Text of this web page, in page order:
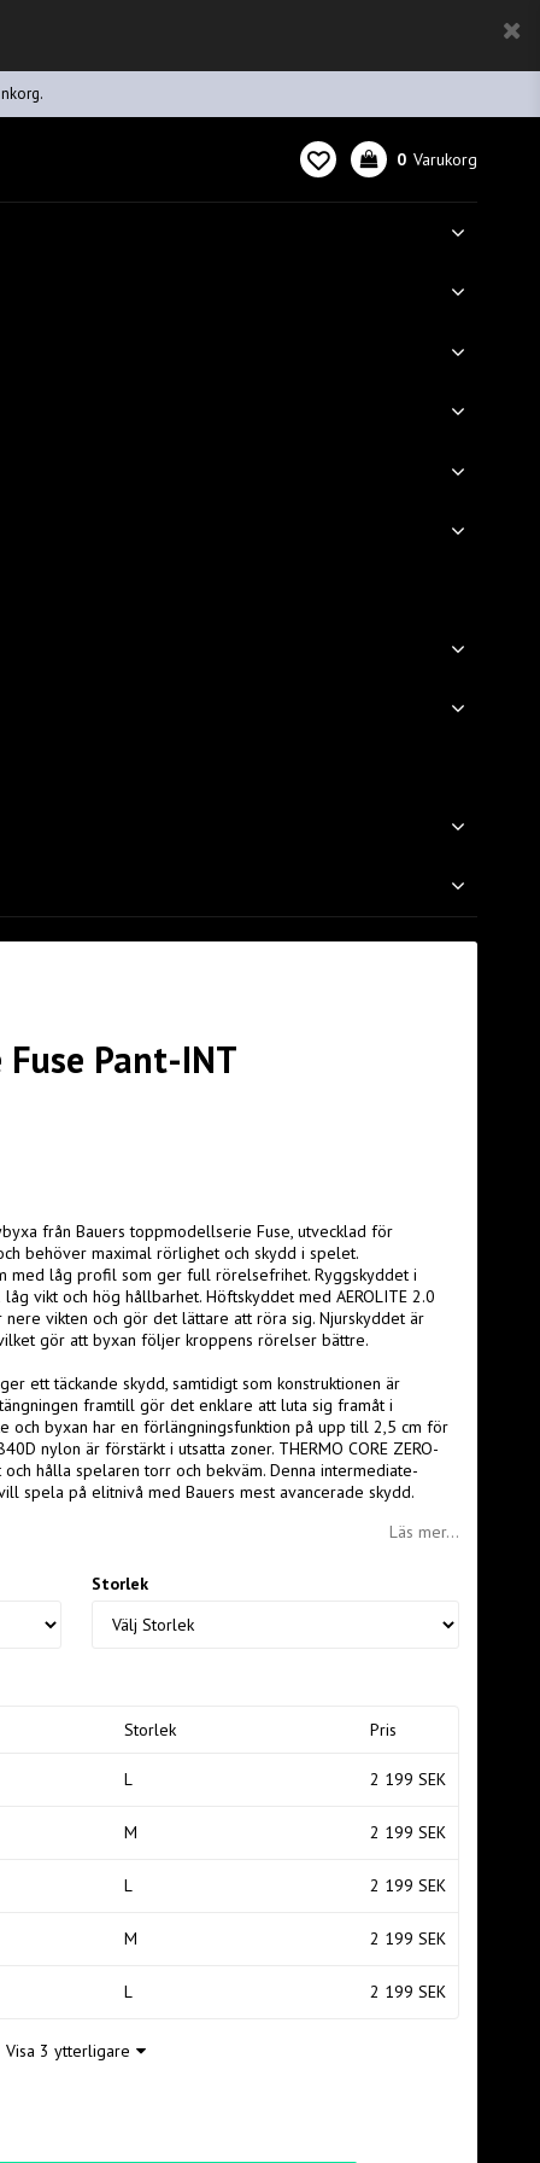
0 Varukorg
Pant-INT
från Bauers toppmodellserie Fuse, utvecklad för
behöver maximal rörlighet och skydd i spelet.
med låg profil som ger full rörelsefrihet. Ryggskyddet i
vikt och hög hållbarhet. Höftskyddet med AEROLITE 2.0
vikten och gör det lättare att röra sig. Njurskyddet är
gör att byxan följer kroppens rörelser bättre.
ett täckande skydd, samtidigt som konstruktionen är
framtill gör det enklare att luta sig framåt i
och byxan har en förlängningsfunktion på upp till 2,5 cm för
nylon är förstärkt i utsatta zoner. THERMO CORE ZERO-
hålla spelaren torr och bekväm. Denna intermediate-
spela på elitnivå med Bauers mest avancerade skydd.
Läs mer...
Storlek
Storlek Pris
L 2 199 SEK
M 2 199 SEK
L 2 199 SEK
M 2 199 SEK
L 2 199 SEK
Visa 3 ytterligare